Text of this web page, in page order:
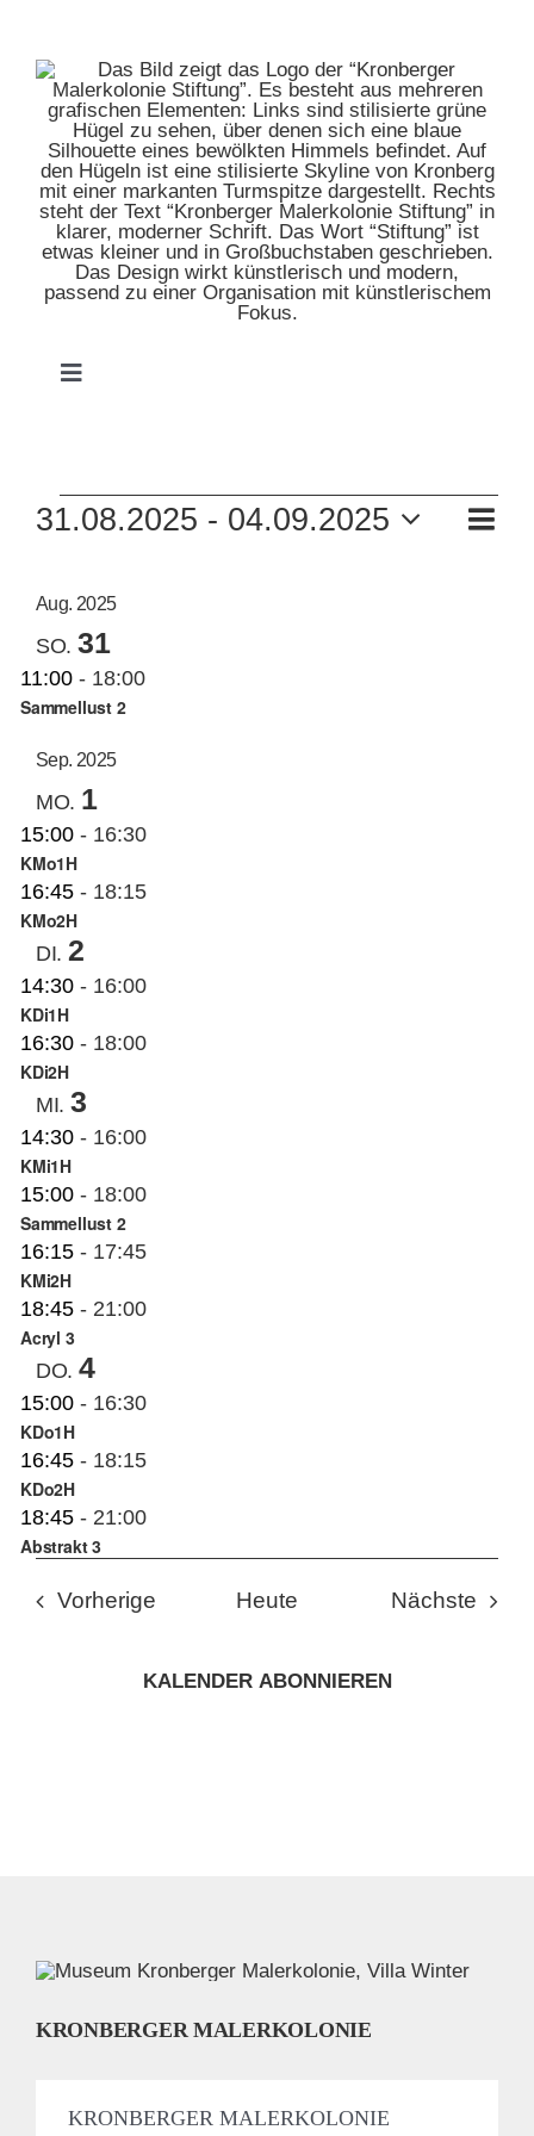
springen
Toggle
MUSEUM
KUNSTSCHULE
KRONBERGER MALERKOLONIE
SUCHE
NACH:
VERANSTALTUNGEN
31.08.2025 - 04.09.2025
auswählen.
Aug. 2025
SO. 31
11:00 - 18:00
Sammellust 2
Sep. 2025
MO. 1
15:00 - 16:30
KMo1H
16:45 - 18:15
KMo2H
DI. 2
14:30 - 16:00
KDi1H
16:30 - 18:00
KDi2H
MI. 3
14:30 - 16:00
KMi1H
15:00 - 18:00
Sammellust 2
16:15 - 17:45
KMi2H
18:45 - 21:00
Acryl 3
DO. 4
15:00 - 16:30
KDo1H
16:45 - 18:15
KDo2H
18:45 - 21:00
Abstrakt 3
Vorherige Veranstaltungen
Heute Nächste
KALENDER ABONNIEREN
KRONBERGER MALERKOLONIE
KRONBERGER MALERKOLONIE